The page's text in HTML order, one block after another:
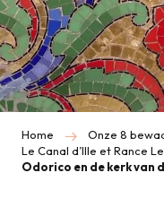
Home
Onze 8
Le Canal d’Ille et Rance
Odorico en de kerk van